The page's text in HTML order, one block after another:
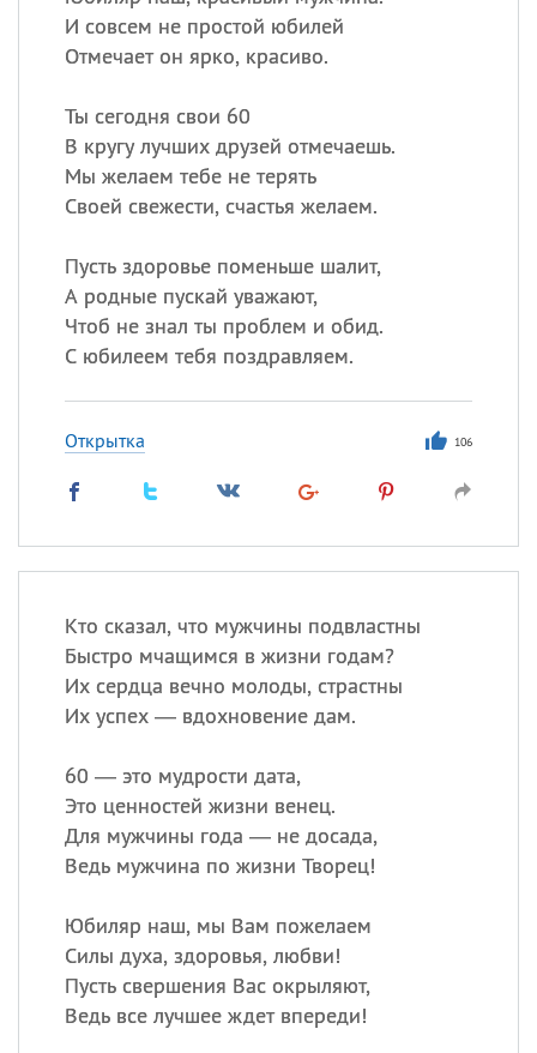
И совсем не простой юбилей
Отмечает он ярко, красиво.
Ты сегодня свои 60
В кругу лучших друзей отмечаешь.
Мы желаем тебе не терять
Своей свежести, счастья желаем.
Пусть здоровье поменьше шалит,
А родные пускай уважают,
Чтоб не знал ты проблем и обид.
С юбилеем тебя поздравляем.
Открытка 106
Кто сказал, что мужчины подвластны
Быстро мчащимся в жизни годам?
Их сердца вечно молоды, страстны
Их успех — вдохновение дам.
60 — это мудрости дата,
Это ценностей жизни венец.
Для мужчины года — не досада,
Ведь мужчина по жизни Творец!
Юбиляр наш, мы Вам пожелаем
Силы духа, здоровья, любви!
Пусть свершения Вас окрыляют,
Ведь все лучшее ждет впереди!